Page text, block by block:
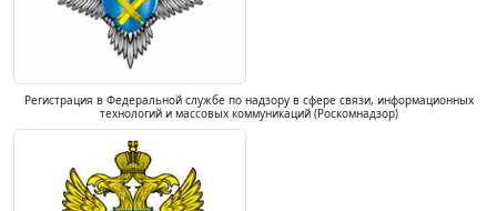
Регистрация в Федеральной службе по надзору в сфере связи, информационных
технологий и массовых коммуникаций (Роскомнадзор)